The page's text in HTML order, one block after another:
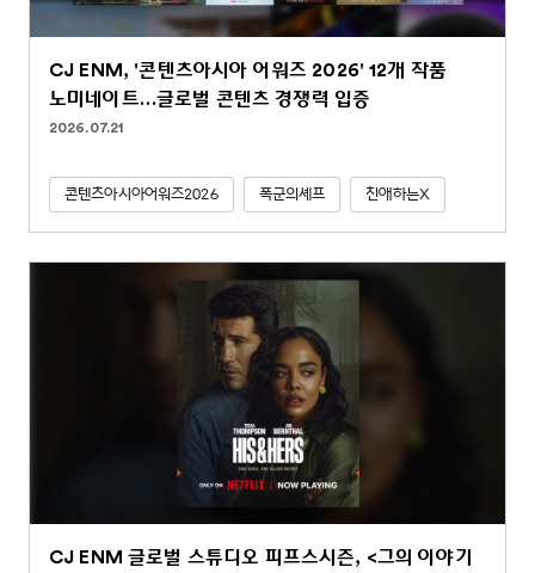
CJ ENM, '콘텐츠아시아 어워즈 2026' 12개 작품
노미네이트…글로벌 콘텐츠 경쟁력 입증
2026.07.21
콘텐츠아시아어워즈2026 폭군의셰프 친애하는X
CJ ENM 글로벌 스튜디오 피프스시즌, <그의 이야기